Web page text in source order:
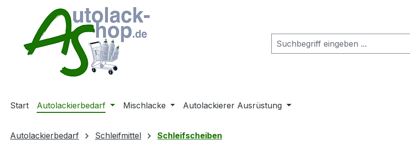
Hauptinhalt springen
Zur Suche springen
Zur Hauptnavigation springen
Start Autolackierbedarf Mischlacke Autolackierer Ausrüstung
Autolackierbedarf Schleifmittel Schleifscheiben